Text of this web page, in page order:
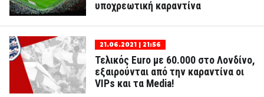
υποχρεωτική καραντίνα
21.06.2021 | 21:56
Τελικός Euro με 60.000 στο Λονδίνο,
εξαιρούνται από την καραντίνα οι
VIPs και τα Media!